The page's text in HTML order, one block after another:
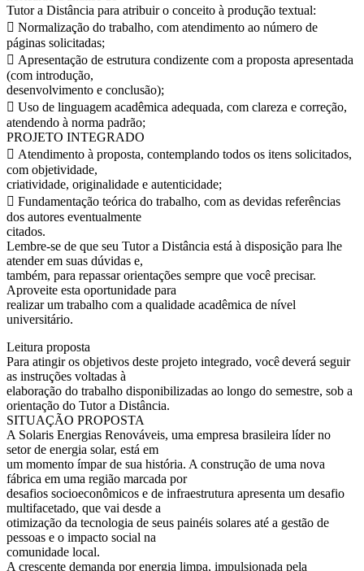
Tutor a Distância para atribuir o conceito à produção textual:
 Normalização do trabalho, com atendimento ao número de
páginas solicitadas;
 Apresentação de estrutura condizente com a proposta apresentada
(com introdução,
desenvolvimento e conclusão);
 Uso de linguagem acadêmica adequada, com clareza e correção,
atendendo à norma padrão;
PROJETO INTEGRADO
 Atendimento à proposta, contemplando todos os itens solicitados,
com objetividade,
criatividade, originalidade e autenticidade;
 Fundamentação teórica do trabalho, com as devidas referências
dos autores eventualmente
citados.
Lembre-se de que seu Tutor a Distância está à disposição para lhe
atender em suas dúvidas e,
também, para repassar orientações sempre que você precisar.
Aproveite esta oportunidade para
realizar um trabalho com a qualidade acadêmica de nível
universitário.
Leitura proposta
Para atingir os objetivos deste projeto integrado, você deverá seguir
as instruções voltadas à
elaboração do trabalho disponibilizadas ao longo do semestre, sob a
orientação do Tutor a Distância.
SITUAÇÃO PROPOSTA
A Solaris Energias Renováveis, uma empresa brasileira líder no
setor de energia solar, está em
um momento ímpar de sua história. A construção de uma nova
fábrica em uma região marcada por
desafios socioeconômicos e de infraestrutura apresenta um desafio
multifacetado, que vai desde a
otimização da tecnologia de seus painéis solares até a gestão de
pessoas e o impacto social na
comunidade local.
A crescente demanda por energia limpa, impulsionada pela